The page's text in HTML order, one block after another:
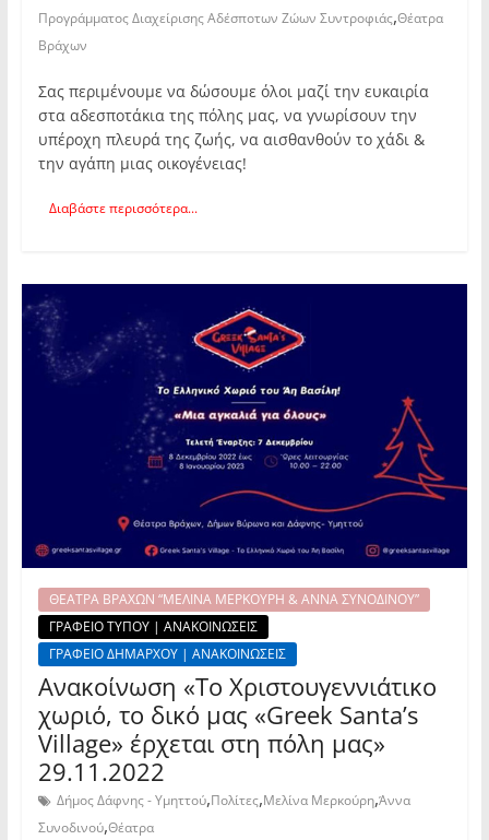
Προγράμματος Διαχείρισης Αδέσποτων Ζώων Συντροφιάς,Θέατρα
Βράχων
Σας περιμένουμε να δώσουμε όλοι μαζί την ευκαιρία
στα αδεσποτάκια της πόλης μας, να γνωρίσουν την
υπέροχη πλευρά της ζωής, να αισθανθούν το χάδι &
την αγάπη μιας οικογένειας!
Διαβάστε περισσότερα...
ΘΕΑΤΡΑ ΒΡΑΧΩΝ “ΜΕΛΙΝΑ ΜΕΡΚΟΥΡΗ & ΑΝΝΑ ΣΥΝΟΔΙΝΟΥ”
ΓΡΑΦΕΙΟ ΤΥΠΟΥ | ΑΝΑΚΟΙΝΩΣΕΙΣ
ΓΡΑΦΕΙΟ ΔΗΜΑΡΧΟΥ | ΑΝΑΚΟΙΝΩΣΕΙΣ
Ανακοίνωση «To Χριστουγεννιάτικο
χωριό, το δικό μας «Greek Santa’s
Village» έρχεται στη πόλη μας»
29.11.2022
Δήμος Δάφνης - Υμηττού,Πολίτες,Μελίνα Μερκούρη,Άννα
Συνοδινού,Θέατρα